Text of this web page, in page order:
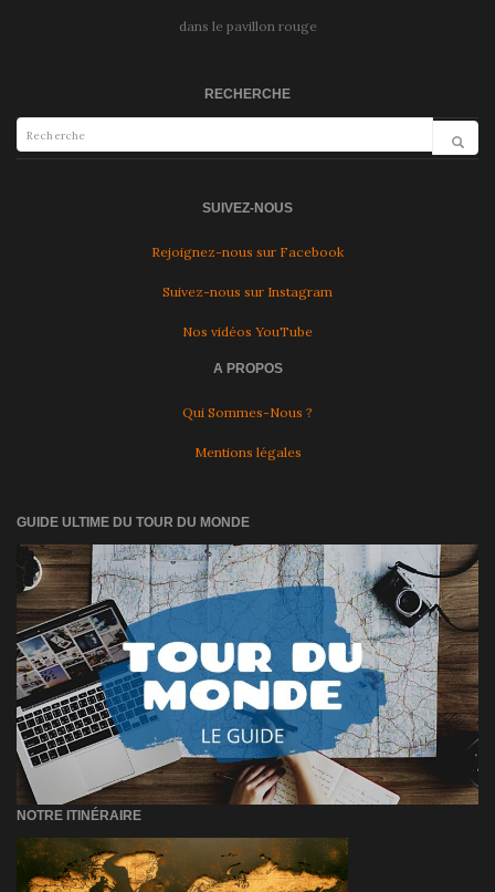
dans le pavillon rouge
RECHERCHE
SUIVEZ-NOUS
Rejoignez-nous sur Facebook
Suivez-nous sur Instagram
Nos vidéos YouTube
A PROPOS
Qui Sommes-Nous ?
Mentions légales
GUIDE ULTIME DU TOUR DU MONDE
NOTRE ITINÉRAIRE